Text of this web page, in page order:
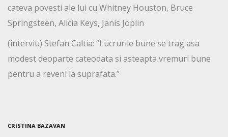
cateva povesti ale lui cu Whitney Houston, Bruce
Springsteen, Alicia Keys, Janis Joplin
(interviu) Stefan Caltia: “Lucrurile bune se trag asa
modest deoparte cateodata si asteapta vremuri bune
pentru a reveni la suprafata.”
CRISTINA BAZAVAN